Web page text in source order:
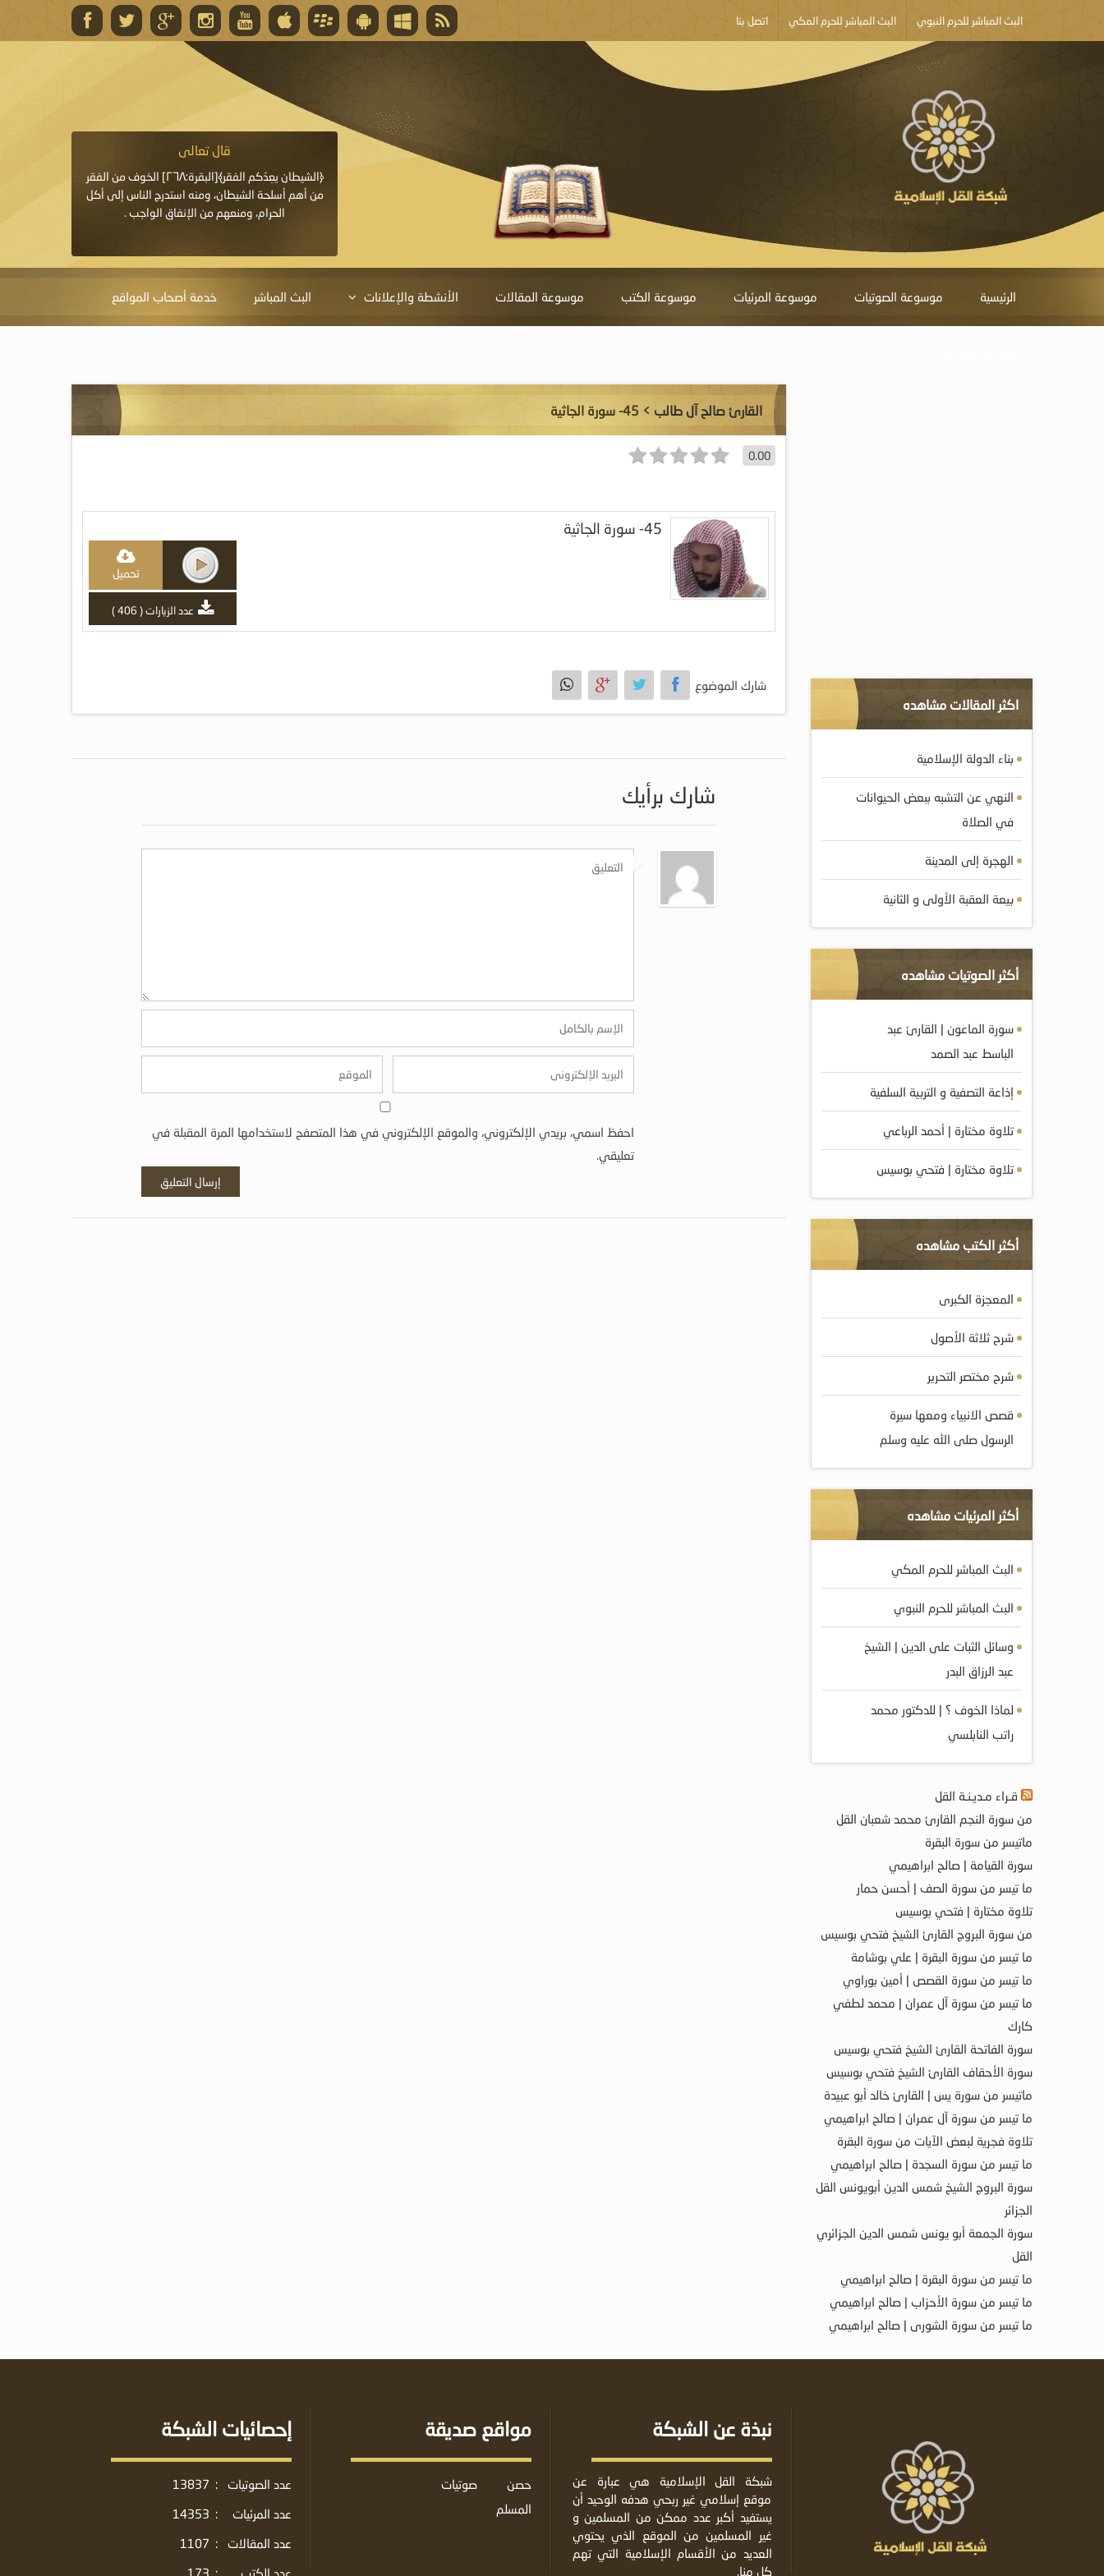
البث المباشر للحرم النبوي البث المباشر للحرم المكي اتصل بنا
قال تعالى
المغفرة لأنها أغلى جائزة، وهي مفتاح باب العطايا التي
قال تعالى
﴿الشيطان يعِدُكم الفقر﴾[البقرة:٢٦٨] الخوف من الفقر
من أهم أسلحة الشيطان، ومنه استدرج الناس إلى أكل
الحرام، ومنعهم من الإنفاق الواجب .
الرئيسية موسوعة الصوتيات موسوعة المرئيات موسوعة الكتب موسوعة المقالات الأنشطة والإعلانات البث المباشر خدمة أصحاب المواقع
القارئ صالح آل طالب > 45- سورة الجاثية
0.00
45- سورة الجاثية
تحميل
عدد الزيارات ( 406 )
شارك الموضوع
شارك برأيك
احفظ اسمي، بريدي الإلكتروني، والموقع الإلكتروني في هذا المتصفح لاستخدامها المرة المقبلة في
تعليقي.
اكثر المقالات مشاهده
بناء الدولة الإسلامية
النهي عن التشبه ببعض الحيوانات
في الصلاة
الهجرة إلى المدينة
بيعة العقبة الأولى و الثانية
أكثر الصوتيات مشاهده
سورة الماعون | القارئ عبد
الباسط عبد الصمد
إذاعة التصفية و التربية السلفية
تلاوة مختارة | أحمد الرباعي
تلاوة مختارة | فتحي بوسيس
أكثر الكتب مشاهده
المعجزة الكبرى
شرح ثلاثة الأصول
شرح مختصر التحرير
قصص الانبياء ومعها سيرة
الرسول صلى الله عليه وسلم
أكثر المرئيات مشاهده
البث المباشر للحرم المكي
البث المباشر للحرم النبوي
وسائل الثبات على الدين | الشيخ
عبد الرزاق البدر
لماذا الخوف ؟ | للدكتور محمد
راتب النابلسي
قـراء مـديـنـة القل
من سورة النجم القارئ محمد شعبان القل
ماتيسر من سورة البقرة
سورة القيامة | صالح ابراهيمي
ما تيسر من سورة الصف | أحسن حمار
تلاوة مختارة | فتحي بوسيس
من سورة البروج القارئ الشيخ فتحي بوسيس
ما تيسر من سورة البقرة | علي بوشامة
ما تيسر من سورة القصص | أمين بوراوي
ما تيسر من سورة آل عمران | محمد لطفي
كارك
سورة الفاتحة القارئ الشيخ فتحي بوسيس
سورة الأحقاف القارئ الشيخ فتحي بوسيس
ماتيسر من سورة يس | القارئ خالد أبو عبيدة
ما تيسر من سورة آل عمران | صالح ابراهيمي
تلاوة فجرية لبعض الآيات من سورة البقرة
ما تيسر من سورة السجدة | صالح ابراهيمي
سورة البروج الشيخ شمس الدين أبويونس القل
الجزائر
سورة الجمعة أبو يونس شمس الدين الجزائري
القل
ما تيسر من سورة البقرة | صالح ابراهيمي
ما تيسر من سورة الأحزاب | صالح ابراهيمي
ما تيسر من سورة الشورى | صالح ابراهيمي
نبذة عن الشبكة
شبكة القل الإسلامية هي عبارة عن
موقع إسلامي غير ربحي هدفه الوحيد أن
يستفيد أكبر عدد ممكن من المسلمين و
غير المسلمين من الموقع الذي يحتوي
العديد من الأقسام الإسلامية التي تهم
كل منا.
مواقع صديقة
حصن
المسلم
صوتيات
إحصائيات الشبكة
عدد الصوتيات :
13837
عدد المرئيات
:
14353
عدد المقالات
:
1107
عدد الكتب
:
173